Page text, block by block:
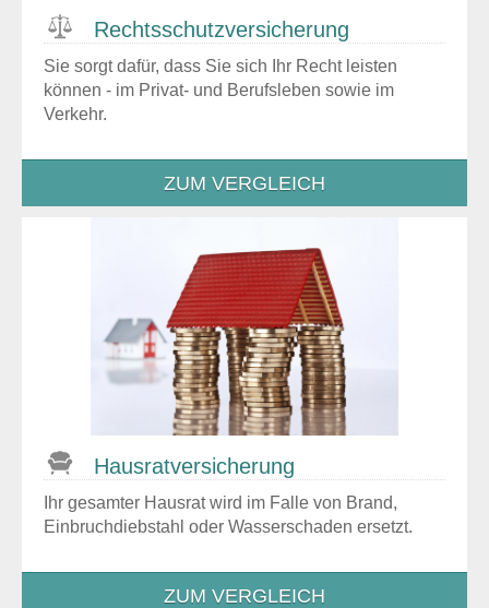
Rechtsschutz­versicherung
Sie sorgt dafür, dass Sie sich Ihr Recht leisten
können - im Privat- und Berufsleben sowie im
Verkehr.
ZUM VERGLEICH
Hausrat­versicherung
Ihr gesamter Hausrat wird im Falle von Brand,
Einbruchdiebstahl oder Wasserschaden ersetzt.
ZUM VERGLEICH